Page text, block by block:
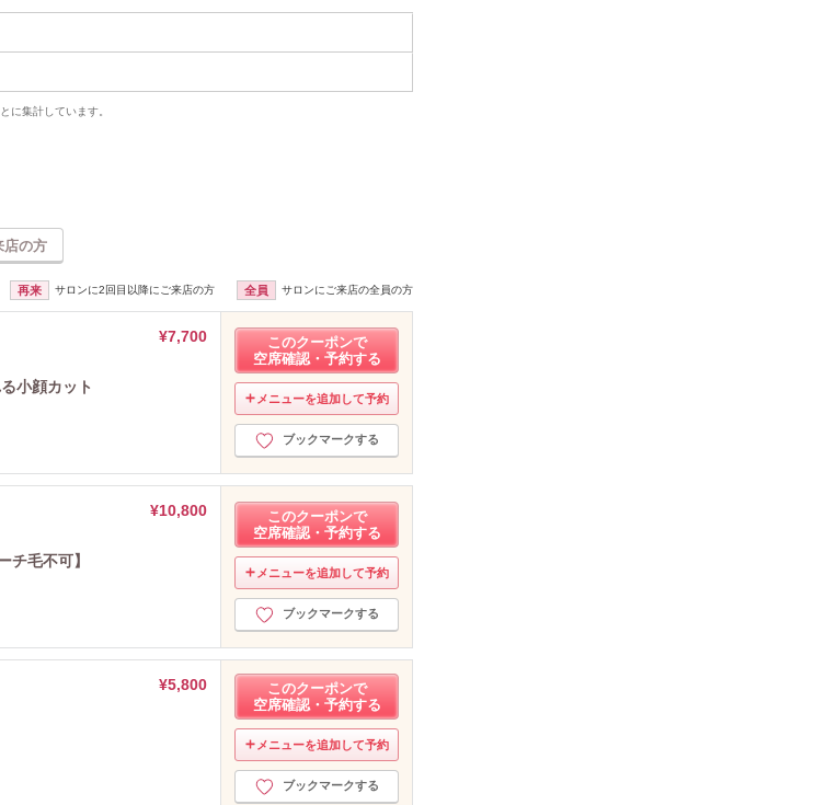
に集計しています。
店の方
再来 サロンに2回目以降にご来店の方 全員 サロンにご来店の全員の方
¥7,700
小顔カット
このクーポンで
空席確認・予約する
メニューを追加して予約
ブックマークする
¥10,800
毛不可】
このクーポンで
空席確認・予約する
メニューを追加して予約
ブックマークする
¥5,800
このクーポンで
空席確認・予約する
メニューを追加して予約
ブックマークする